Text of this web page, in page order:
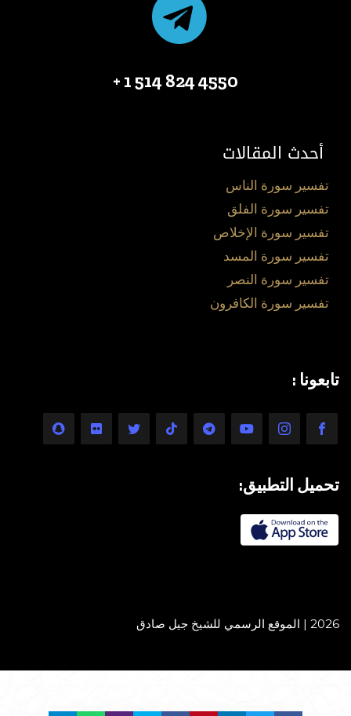
4550 824 514 1 +
أحدث المقالات
تفسير سورة الناس
تفسير سورة الفلق
تفسير سورة الإخلاص
تفسير سورة المسد
تفسير سورة النصر
تفسير سورة الكافرون
تابعونا :
تحميل التطبيق:
2026 | الموقع الرسمي للشيخ جيل صادق